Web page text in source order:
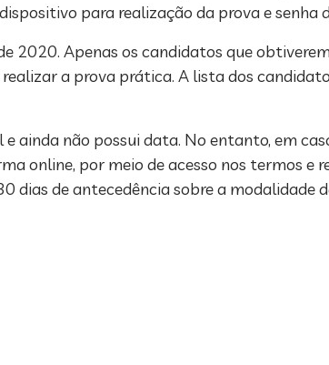
para realização da prova e senha
2020. Apenas os candidatos que
a prova prática. A lista dos
ainda não possui data. No entanto, em
online, por meio de acesso nos termos e
dias de antecedência sobre a modalidade